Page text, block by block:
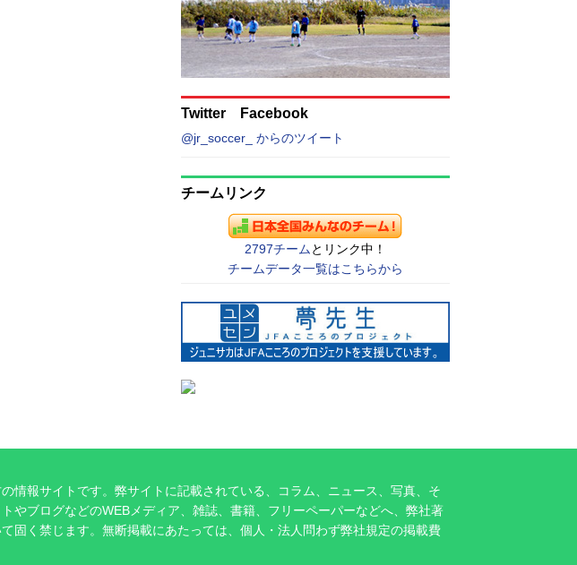
Twitter Facebook
@jr_soccer_ からのツイート
チームリンク
2797チーム とリンク中！
チームデータ一覧はこちらから
情報サイトです。弊サイトに記載されている、コラム、ニュース、写真、そ
やブログなどのWEBメディア、雑誌、書籍、フリーペーパーなどへ、弊社著
固く禁じます。無断掲載にあたっては、個人・法人問わず弊社規定の掲載費